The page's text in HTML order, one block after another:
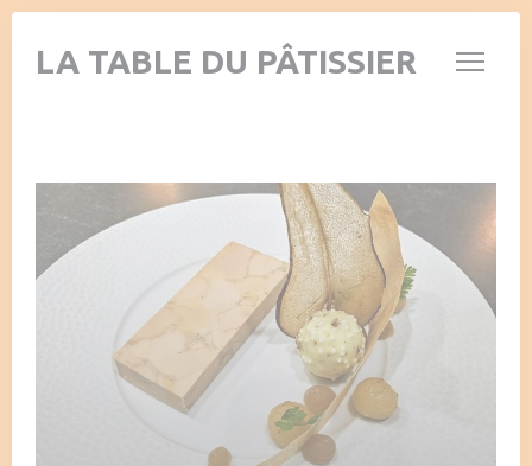
Панель управления cookies
LA TABLE DU PÂTISSIER